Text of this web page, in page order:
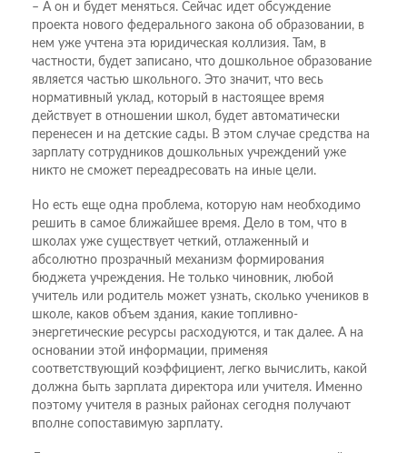
– А он и будет меняться. Сейчас идет обсуждение
проекта нового федерального закона об образовании, в
нем уже учтена эта юридическая коллизия. Там, в
частности, будет записано, что дошкольное образование
является частью школьного. Это значит, что весь
нормативный уклад, который в настоящее время
действует в отношении школ, будет автоматически
перенесен и на детские сады. В этом случае средства на
зарплату сотрудников дошкольных учреждений уже
никто не сможет переадресовать на иные цели.
Но есть еще одна проблема, которую нам необходимо
решить в самое ближайшее время. Дело в том, что в
школах уже существует четкий, отлаженный и
абсолютно прозрачный механизм формирования
бюджета учреждения. Не только чиновник, любой
учитель или родитель может узнать, сколько учеников в
школе, каков объем здания, какие топливно-
энергетические ресурсы расходуются, и так далее. А на
основании этой информации, применяя
соответствующий коэффициент, легко вычислить, какой
должна быть зарплата директора или учителя. Именно
поэтому учителя в разных районах сегодня получают
вполне сопоставимую зарплату.